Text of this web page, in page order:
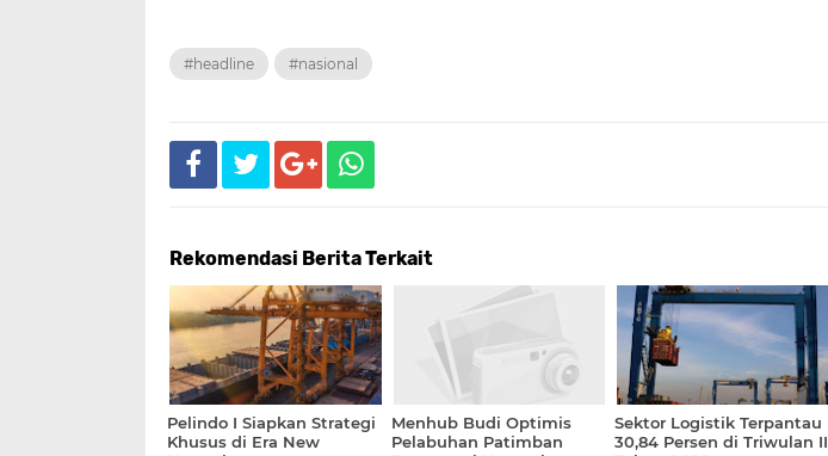
#headline #nasional
Rekomendasi Berita Terkait
Pelindo I Siapkan Strategi
Khusus di Era New
Menhub Budi Optimis
Pelabuhan Patimban
Sektor Logistik Terpantau
30,84 Persen di Triwulan II